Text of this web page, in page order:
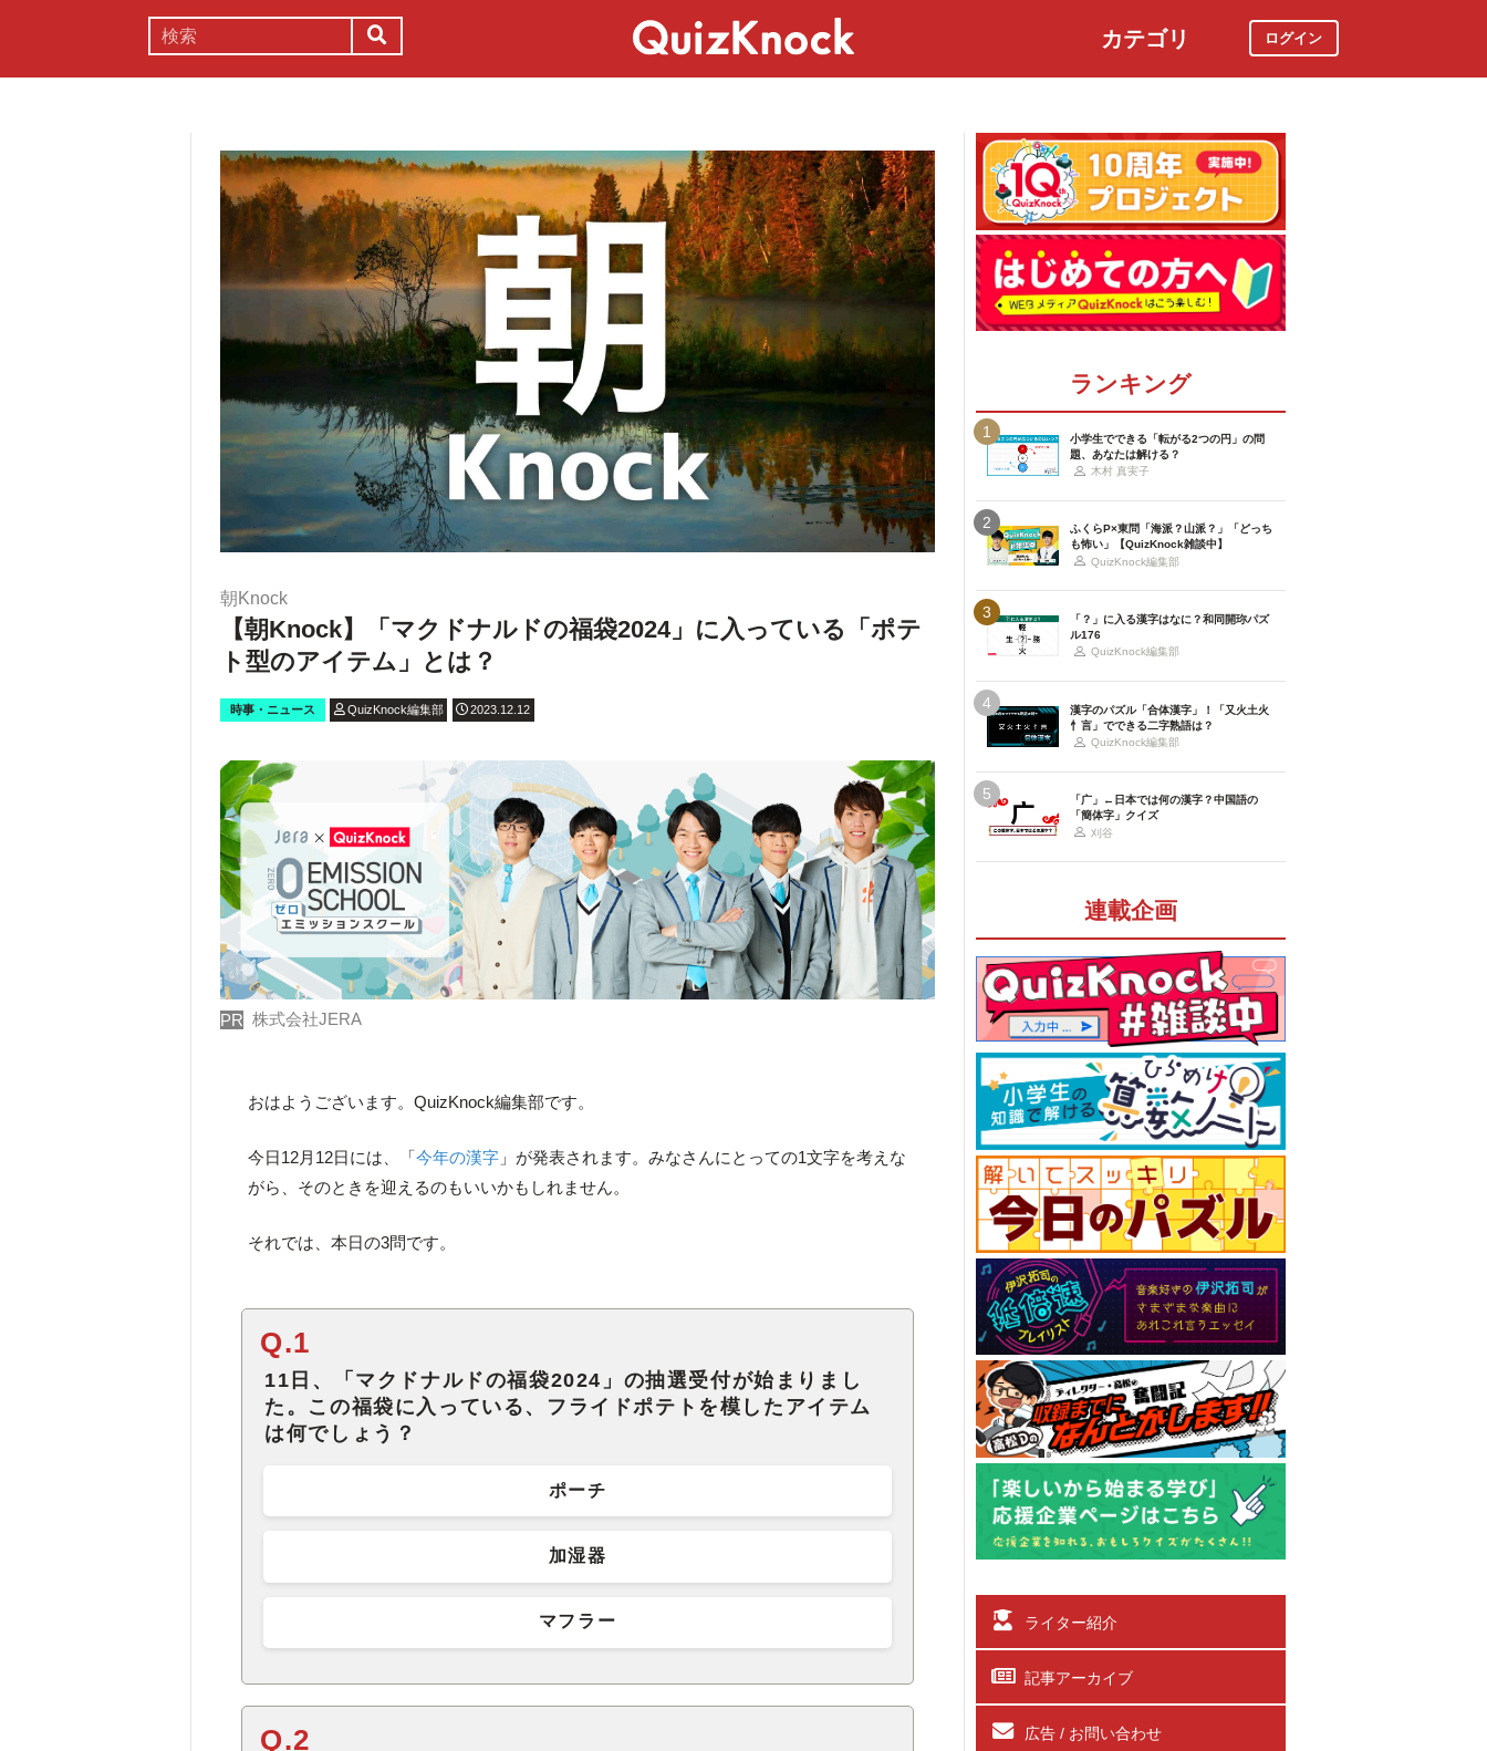
カテゴリ ログイン
朝Knock
【朝Knock】「マクドナルドの福袋2024」に入っている「ポテ
ト型のアイテム」とは？
時事・ニュース QuizKnock編集部 2023.12.12
PR 株式会社JERA
おはようございます。QuizKnock編集部です。
今日12月12日には、「今年の漢字 」が発表されます。みなさんにとっての1文字を考えな
がら、そのときを迎えるのもいいかもしれません。
それでは、本日の3問です。
Q.1
11日、「マクドナルドの福袋2024」の抽選受付が始まりまし
た。この福袋に入っている、フライドポテトを模したアイテム
は何でしょう？
ポーチ
加湿器
マフラー
Q.2
ランキング
1
小学生でできる「転がる2つの円」の問
題、あなたは解ける？
木村 真実子
2
ふくらP×東問「海派？山派？」「どっち
も怖い」【QuizKnock雑談中】
QuizKnock編集部
3
「？」に入る漢字はなに？和同開珎パズ
ル176
QuizKnock編集部
4
漢字のパズル「合体漢字」！「又火土火
忄言」でできる二字熟語は？
QuizKnock編集部
5
「广」←日本では何の漢字？中国語の
「簡体字」クイズ
刈谷
連載企画
ライター紹介
記事アーカイブ
広告 / お問い合わせ